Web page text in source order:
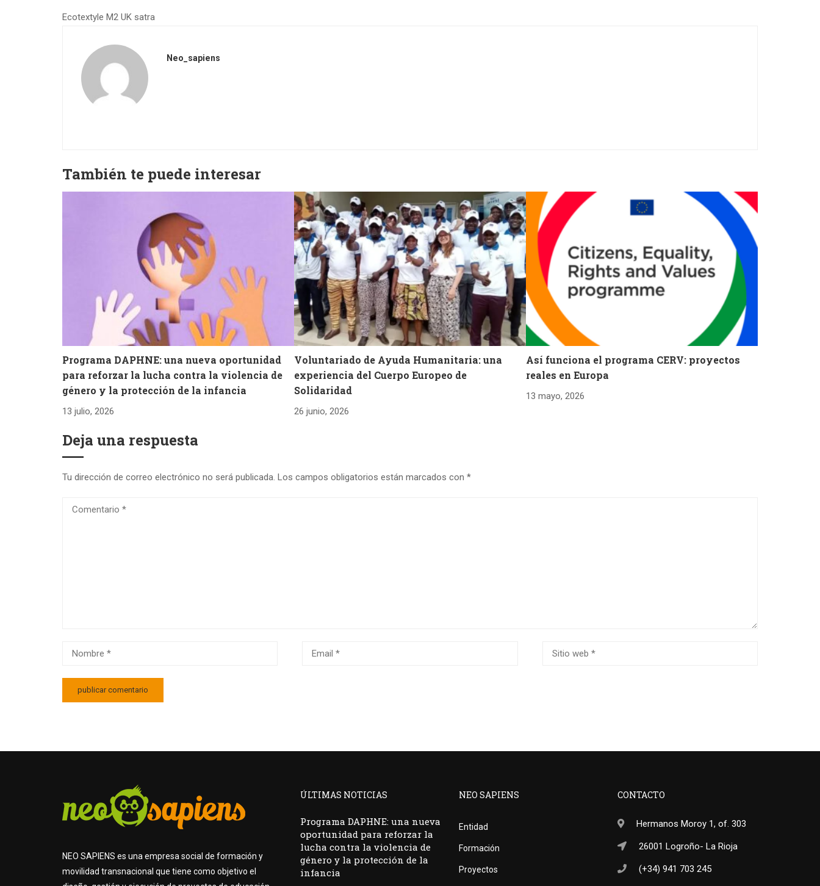
Ecotextyle M2 UK satra
Neo_sapiens
También te puede interesar
Programa DAPHNE: una nueva oportunidad
para reforzar la lucha contra la violencia de
género y la protección de la infancia
13 julio, 2026
Voluntariado de Ayuda Humanitaria: una
experiencia del Cuerpo Europeo de
Solidaridad
26 junio, 2026
Así funciona el programa CERV: proyectos
reales en Europa
13 mayo, 2026
Deja una respuesta
Tu dirección de correo electrónico no será publicada. Los campos obligatorios están marcados con *
NEO SAPIENS es una empresa social de formación y
movilidad transnacional que tiene como objetivo el
ÚLTIMAS NOTICIAS
Programa DAPHNE: una nueva
oportunidad para reforzar la
lucha contra la violencia de
género y la protección de la
infancia
NEO SAPIENS
Entidad
Formación
Proyectos
CONTACTO
Hermanos Moroy 1, of. 303
26001 Logroño- La Rioja
(+34) 941 703 245